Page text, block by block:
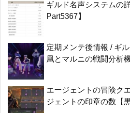
ギルド名声システムの
Part5367】
定期メンテ後情報 / ギ
凰とマルニの戦闘分析
エージェントの冒険ク
ジェントの印章の数【